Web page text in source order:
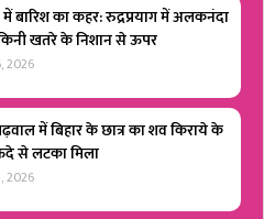
में बारिश का कहर: रुद्रप्रयाग में अलकनंदा
खतरे के निशान से ऊपर
2026
में बिहार के छात्र का शव किराये के
से लटका मिला
2026